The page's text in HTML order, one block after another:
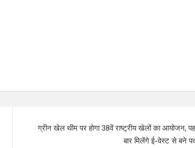
ग्रीन खेल थीम पर होगा 38वें राष्ट्रीय खेलों का आयोजन,
बार मिलेंगे ई-वेस्ट से बने